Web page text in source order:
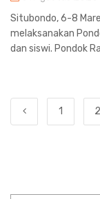
Situbondo, 6-8
melaksanakan
dan siswi. Pondok
1 2